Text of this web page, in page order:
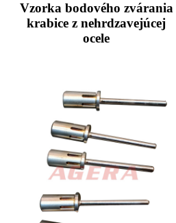
Vzorka bodového zvárania
krabice z nehrdzavejúcej
ocele